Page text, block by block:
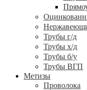
Трубы г/д
Трубы х/д
Трубы б/у
Трубы ВГП
Метизы
Проволока